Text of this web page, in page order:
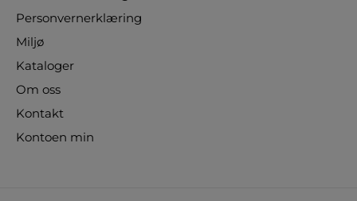
Personvernerklæring
Miljø
Kataloger
Om oss
Kontakt
Kontoen min